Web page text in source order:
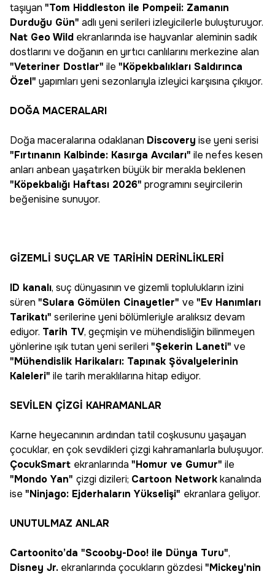
taşıyan "Tom Hiddleston ile Pompeii: Zamanın
Durduğu Gün" adlı yeni serileri izleyicilerle buluşturuyor.
Nat Geo Wild ekranlarında ise hayvanlar aleminin sadık
dostlarını ve doğanın en yırtıcı canlılarını merkezine alan
"Veteriner Dostlar" ile "Köpekbalıkları Saldırınca
Özel" yapımları yeni sezonlarıyla izleyici karşısına çıkıyor.
DOĞA MACERALARI
Doğa maceralarına odaklanan Discovery ise yeni serisi
"Fırtınanın Kalbinde: Kasırga Avcıları" ile nefes kesen
anları anbean yaşatırken büyük bir merakla beklenen
"Köpekbalığı Haftası 2026" programını seyircilerin
beğenisine sunuyor.
GİZEMLİ SUÇLAR VE TARİHİN DERİNLİKLERİ
ID kanalı, suç dünyasının ve gizemli toplulukların izini
süren "Sulara Gömülen Cinayetler" ve "Ev Hanımları
Tarikatı" serilerine yeni bölümleriyle aralıksız devam
ediyor. Tarih TV, geçmişin ve mühendisliğin bilinmeyen
yönlerine ışık tutan yeni serileri"Şekerin Laneti" ve
"Mühendislik Harikaları: Tapınak Şövalyelerinin
Kaleleri" ile tarih meraklılarına hitap ediyor.
SEVİLEN ÇİZGİ KAHRAMANLAR
Karne heyecanının ardından tatil coşkusunu yaşayan
çocuklar, en çok sevdikleri çizgi kahramanlarla buluşuyor.
ÇocukSmart ekranlarında "Homur ve Gumur" ile
"Mondo Yan" çizgi dizileri; Cartoon Networkkanalında
ise "Ninjago: Ejderhaların Yükselişi" ekranlara geliyor.
UNUTULMAZ ANLAR
Cartoonito’da "Scooby-Doo! ile Dünya Turu",
Disney Jr. ekranlarında çocukların gözdesi"Mickey'nin